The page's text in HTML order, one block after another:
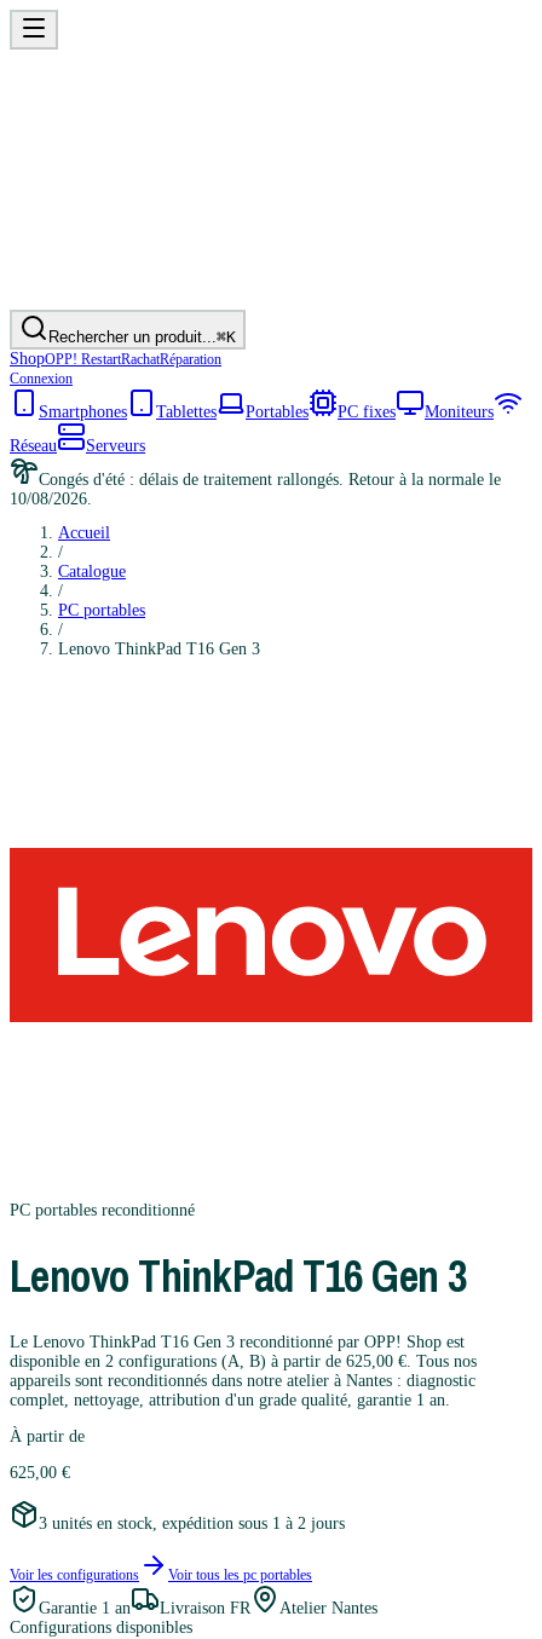
Rechercher un produit...⌘K
ShopOPP! RestartRachatRéparation
Connexion
Smartphones Tablettes Portables PC fixes
Moniteurs
Réseau
Serveurs
Congés d'été : délais de traitement rallongés. Retour à la normale le
10/08/2026.
Accueil
/
Catalogue
/
PC portables
/
Lenovo ThinkPad T16 Gen 3
PC portables reconditionné
LenovoThinkPad T16 Gen 3
Le Lenovo ThinkPad T16 Gen 3 reconditionné par OPP! Shop est
disponible en 2 configurations (A, B) à partir de 625,00 €. Tous nos
appareils sont reconditionnés dans notre atelier à Nantes : diagnostic
complet, nettoyage, attribution d'un grade qualité, garantie 1 an.
À partir de
625,00 €
3 unités en stock, expédition sous 1 à 2 jours
Voir les configurations Voir tous les pc portables
Garantie 1 an Livraison FR
Atelier Nantes
Configurations disponibles